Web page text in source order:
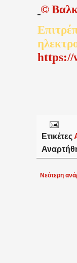
©
https://
Ετικέτες
Νεότερη